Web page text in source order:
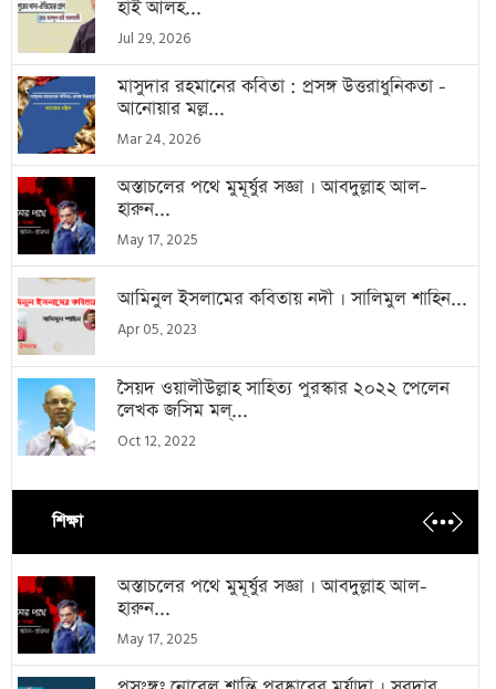
হাই আলহ...
Jul 29, 2026
মাসুদার রহমানের কবিতা : প্রসঙ্গ উত্তরাধুনিকতা -
আনোয়ার মল্ল...
Mar 24, 2026
অস্তাচলের পথে মুমূর্ষুর সজ্ঞা । আবদুল্লাহ আল-
হারুন...
May 17, 2025
আমিনুল ইসলামের কবিতায় নদী । সালিমুল শাহিন...
Apr 05, 2023
সৈয়দ ওয়ালীউল্লাহ সাহিত্য পুরস্কার ২০২২ পেলেন
লেখক জসিম মল্...
Oct 12, 2022
শিক্ষা
অস্তাচলের পথে মুমূর্ষুর সজ্ঞা । আবদুল্লাহ আল-
হারুন...
May 17, 2025